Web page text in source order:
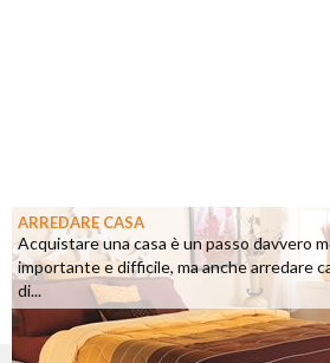
ARREDARE CASA
Acquistare una casa è un passo davvero
importante e difficile, ma anche arredare
di...